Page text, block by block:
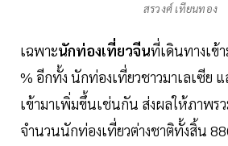
สรวงศ์ เทียนทอง
เฉพาะนักท่องเที่ยวจีนที่เดินทางเข้
% อีกทั้ง นักท่องเที่ยวชาวมาเลเซีย
เข้ามาเพิ่มขึ้นเช่นกัน ส่งผลให้ภาพร
จำนวนนักท่องเที่ยวต่างชาติทั้งสิ้น